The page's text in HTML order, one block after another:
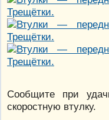
Сообщите при
скоростную втулку.